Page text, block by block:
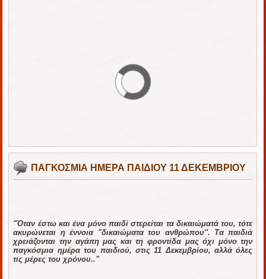
ΠΑΓΚΟΣΜΙΑ ΗΜΕΡΑ ΠΑΙΔΙΟΥ 11 ΔΕΚΕΜΒΡΙΟΥ
"Όταν έστω και ένα μόνο παιδί στερείται τα δικαιώματά του, τότε
ακυρώνεται η έννοια "δικαιώματα του ανθρώπου". Τα παιδιά
χρειάζονται την αγάπη μας και τη φροντίδα μας όχι μόνο την
παγκόσμια ημέρα του παιδιού, στις 11 Δεκεμβρίου, αλλά όλες
τις μέρες του χρόνου.."